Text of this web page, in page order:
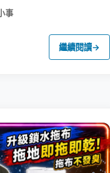
事
繼續閱讀→